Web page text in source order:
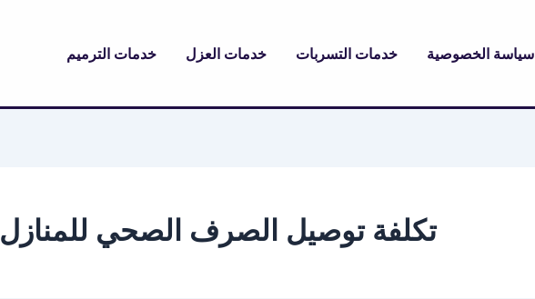
سياسة الخصوصية خدمات التسربات خدمات العزل خدمات الترميم
تكلفة توصيل الصرف الصحي للمنازل